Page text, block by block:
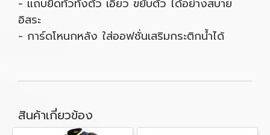
- แถบยืดทั่วทั้งตัว เอี้ยว ขยับตัว ได้อย่างสบาย
อิสระ
- การ์ดโหนกหลัง ใส่ออฟชั่นเสริมกระติกน้ำได้
สินค้าเกี่ยวข้อง